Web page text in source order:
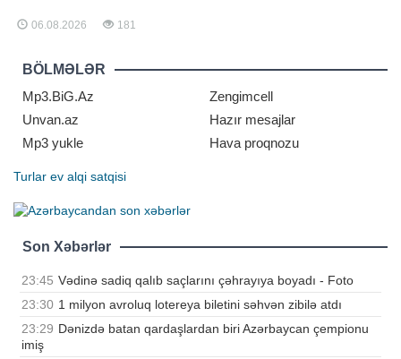
imzalayıb. Bəxtiyar Aslanbəyli
Azərbaycan neft sənayesinin
"Şöhrət" ordeninə layiq görülüb.
Qey
06.08.2026 181
BÖLMƏLƏR
Mp3.BiG.Az
Zengimcell
Unvan.az
Hazır mesajlar
Mp3 yukle
Hava proqnozu
Turlar ev alqi satqisi
Son Xəbərlər
23:45 Vədinə sadiq qalıb saçlarını çəhrayıya boyadı - Foto
23:30 1 milyon avroluq lotereya biletini səhvən zibilə atdı
23:29 Dənizdə batan qardaşlardan biri Azərbaycan çempionu
imiş